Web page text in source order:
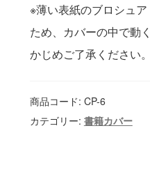
※薄い表紙のブロシュ
ため、カバーの中で動
かじめご了承ください。
商品コード: CP-6
カテゴリー: 書籍カバー